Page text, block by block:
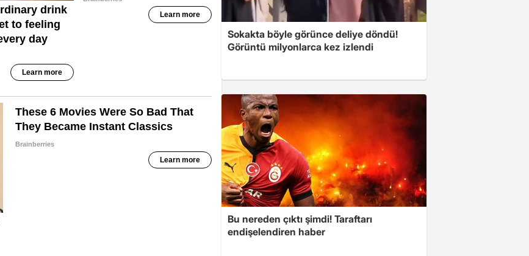
Sokakta böyle görünce deliye döndü!
Görüntü milyonlarca kez izlendi
Bu nereden çıktı şimdi! Taraftarı
endişelendiren haber